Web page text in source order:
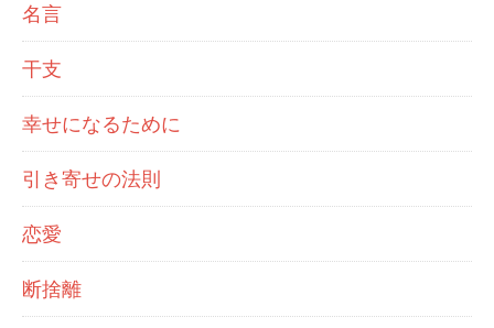
名言
干支
幸せになるために
引き寄せの法則
恋愛
断捨離